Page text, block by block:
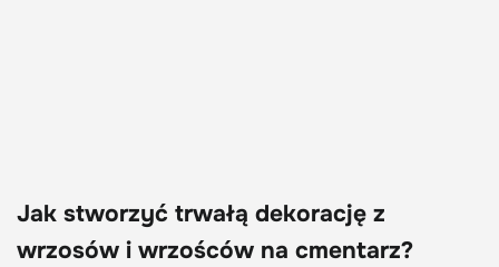
Jak stworzyć trwałą dekorację z
wrzosów i wrzośców na cmentarz?